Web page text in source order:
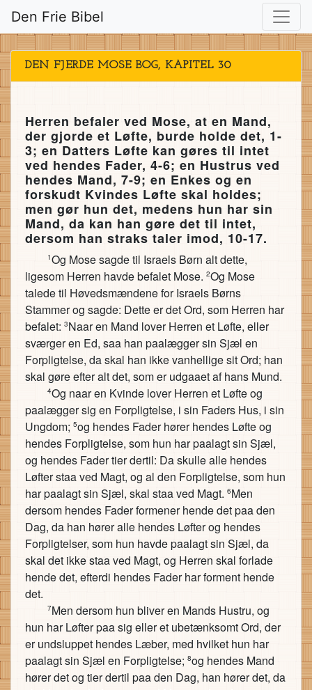
Den Frie Bibel
DEN FJERDE MOSE BOG, KAPITEL 30
Herren befaler ved Mose, at en Mand,
der gjorde et Løfte, burde holde det, 1-
3; en Datters Løfte kan gøres til intet
ved hendes Fader, 4-6; en Hustrus ved
hendes Mand, 7-9; en Enkes og en
forskudt Kvindes Løfte skal holdes;
men gør hun det, medens hun har sin
Mand, da kan han gøre det til intet,
dersom han straks taler imod, 10-17.
1Og Mose sagde til Israels Børn alt dette,
ligesom Herren havde befalet Mose. 2Og Mose
talede til Høvedsmændene for Israels Børns
Stammer og sagde: Dette er det Ord, som Herren har
befalet: 3Naar en Mand lover Herren et Løfte, eller
sværger en Ed, saa han paalægger sin Sjæl en
Forpligtelse, da skal han ikke vanhellige sit Ord; han
skal gøre efter alt det, som er udgaaet af hans Mund.
4Og naar en Kvinde lover Herren et Løfte og
paalægger sig en Forpligtelse, i sin Faders Hus, i sin
Ungdom; 5og hendes Fader hører hendes Løfte og
hendes Forpligtelse, som hun har paalagt sin Sjæl,
og hendes Fader tier dertil: Da skulle alle hendes
Løfter staa ved Magt, og al den Forpligtelse, som hun
har paalagt sin Sjæl, skal staa ved Magt. 6Men
dersom hendes Fader formener hende det paa den
Dag, da han hører alle hendes Løfter og hendes
Forpligtelser, som hun havde paalagt sin Sjæl, da
skal det ikke staa ved Magt, og Herren skal forlade
hende det, efterdi hendes Fader har forment hende
det.
7Men dersom hun bliver en Mands Hustru, og
hun har Løfter paa sig eller et ubetænksomt Ord, der
er undsluppet hendes Læber, med hvilket hun har
paalagt sin Sjæl en Forpligtelse; 8og hendes Mand
hører det og tier dertil paa den Dag, han hører det, da